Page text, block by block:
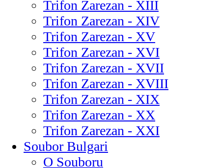
Trifon Zarezan - XIII
Trifon Zarezan - XIV
Trifon Zarezan - XV
Trifon Zarezan - XVI
Trifon Zarezan - XVII
Trifon Zarezan - XVIII
Trifon Zarezan - XIX
Trifon Zarezan - XX
Trifon Zarezan - XXI
Soubor Bulgari
O Souboru